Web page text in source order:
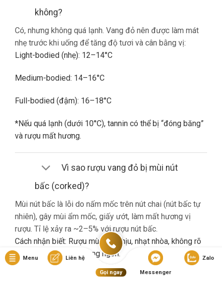
không?
Có, nhưng không quá lạnh. Vang đỏ nên được làm mát
nhẹ trước khi uống để tăng độ tươi và cân bằng vị:
Light-bodied (nhẹ): 12–14°C
Medium-bodied: 14–16°C
Full-bodied (đậm): 16–18°C
*Nếu quá lạnh (dưới 10°C), tannin có thể bị “đóng băng”
và rượu mất hương.
Vì sao rượu vang đỏ bị mùi nút
bấc (corked)?
Mùi nút bấc là lỗi do nấm mốc trên nút chai (nút bấc tự
nhiên), gây mùi ẩm mốc, giấy ướt, làm mất hương vị
rượu. Tỉ lệ xảy ra ~2–5% với rượu nút bấc.
Cách nhận biết: Rượu mùi khó chịu, nhạt nhòa, không rõ
hương trái cây dù là vang ngon.
Nếu gặp lỗi này, bạn nên liên hệ cửa hàng đổi trả (nếu có
Menu Liên hệ
Gọi ngay Messenger
Zalo